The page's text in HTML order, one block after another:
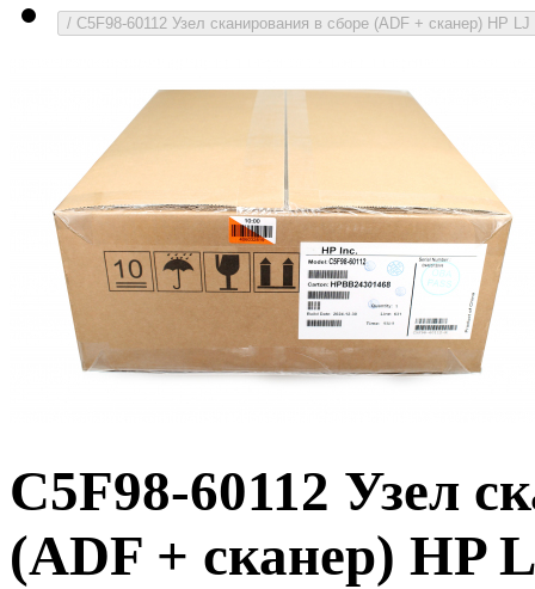
/ C5F98-60112 Узел сканирования в сборе (ADF + сканер) HP
C5F98-60112 Узел
(ADF + сканер) HP